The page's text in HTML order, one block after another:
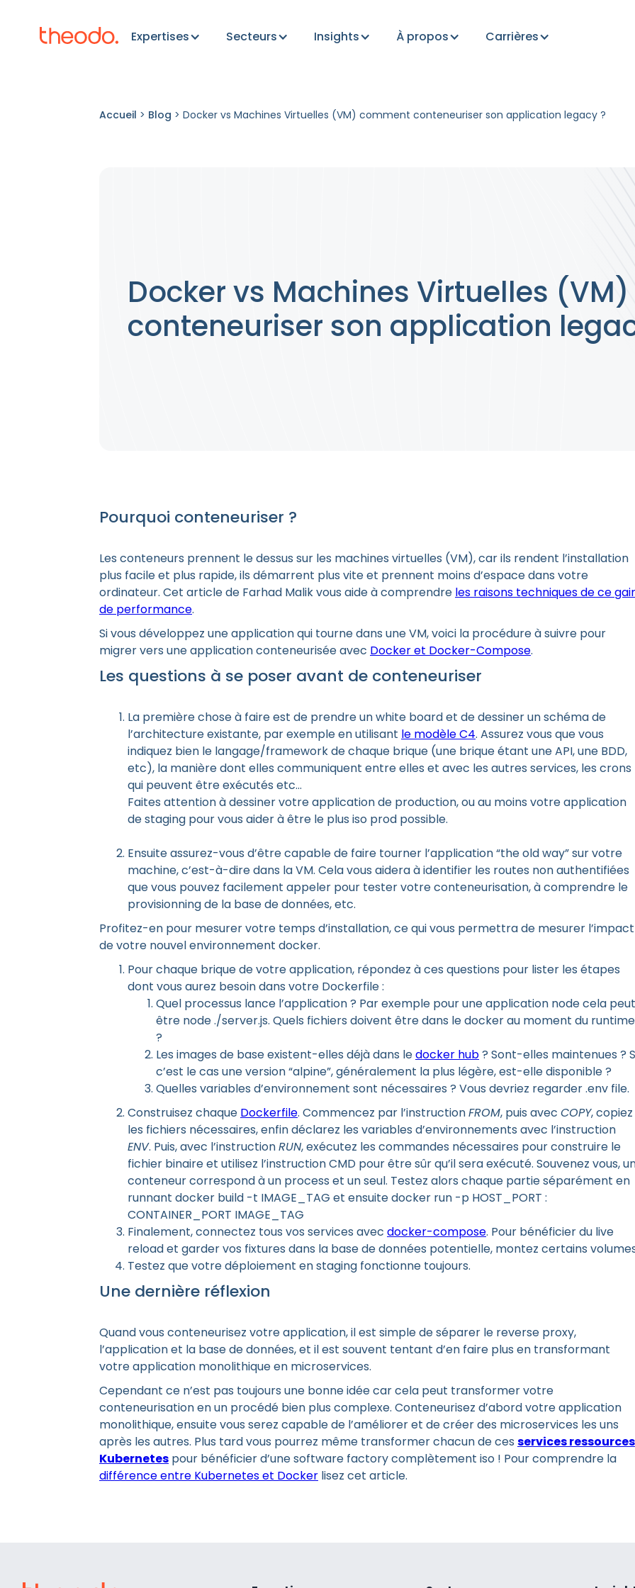
Expertises Secteurs Insights À propos Carrières
Accueil > Blog > Docker vs Machines Virtuelles (VM) comment conteneuriser son application legacy ?
Docker vs Machines Virtuelles
conteneuriser son application
Pourquoi conteneuriser ?
Les conteneurs prennent le dessus sur les machines virtuelles (VM), car ils rendent l’installation
plus facile et plus rapide, ils démarrent plus vite et prennent moins d’espace dans votre
ordinateur. Cet article de Farhad Malik vous aide à comprendre les raisons techniques de ce
de performance.
Si vous développez une application qui tourne dans une VM, voici la procédure à suivre pour
migrer vers une application conteneurisée avec Docker et Docker-Compose.
Les questions à se poser avant de conteneuriser
La première chose à faire est de prendre un white board et de dessiner un schéma de
l’architecture existante, par exemple en utilisant le modèle C4. Assurez vous que vous
indiquez bien le langage/framework de chaque brique (une brique étant une API, une BDD,
etc), la manière dont elles communiquent entre elles et avec les autres services, les crons
qui peuvent être exécutés etc…
Faites attention à dessiner votre application de production, ou au moins votre application
de staging pour vous aider à être le plus iso prod possible.
Ensuite assurez-vous d’être capable de faire tourner l’application “the old way” sur votre
machine, c’est-à-dire dans la VM. Cela vous aidera à identifier les routes non authentifiées
que vous pouvez facilement appeler pour tester votre conteneurisation, à comprendre le
provisionning de la base de données, etc.
Profitez-en pour mesurer votre temps d’installation, ce qui vous permettra de mesurer l’impact
de votre nouvel environnement docker.
Pour chaque brique de votre application, répondez à ces questions pour lister les étapes
dont vous aurez besoin dans votre Dockerfile :
Quel processus lance l’application ? Par exemple pour une application node cela peut
être node ./server.js. Quels fichiers doivent être dans le docker au moment du runtime
?
Les images de base existent-elles déjà dans ledocker hub? Sont-elles maintenues ?
c’est le cas une version “alpine”, généralement la plus légère, est-elle disponible ?
Quelles variables d’environnement sont nécessaires ? Vous devriez regarder .env file.
Construisez chaque Dockerfile. Commencez par l’instructionFROM, puis avec COPY, copiez
les fichiers nécessaires, enfin déclarez les variables d’environnements avec l’instruction
ENV. Puis, avec l’instructionRUN, exécutez les commandes nécessaires pour construire le
fichier binaire et utilisez l’instruction CMD pour être sûr qu’il sera exécuté. Souvenez vous,
conteneur correspond à un process et un seul. Testez alors chaque partie séparément en
runnant docker build -t IMAGE_TAG et ensuite docker run -p HOST_PORT :
CONTAINER_PORT IMAGE_TAG
Finalement, connectez tous vos services avec docker-compose. Pour bénéficier du live
reload et garder vos fixtures dans la base de données potentielle, montez certains
Testez que votre déploiement en staging fonctionne toujours.
Une dernière réflexion
Quand vous conteneurisez votre application, il est simple de séparer le reverse proxy,
l’application et la base de données, et il est souvent tentant d’en faire plus en transformant
votre application monolithique en microservices.
Cependant ce n’est pas toujours une bonne idée car cela peut transformer votre
conteneurisation en un procédé bien plus complexe. Conteneurisez d’abord votre application
monolithique, ensuite vous serez capable de l’améliorer et de créer des microservices les uns
après les autres. Plus tard vous pourrez même transformer chacun de ces services ressources
Kubernetes pour bénéficier d’une software factory complètement iso ! Pour comprendre la
différence entre Kubernetes et Docker lisez cet article.